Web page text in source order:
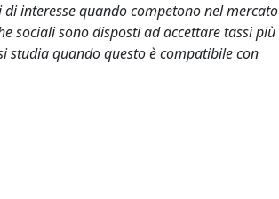
interesse quando competono nel mercato
sociali sono disposti ad accettare tassi più
studia quando questo è compatibile con